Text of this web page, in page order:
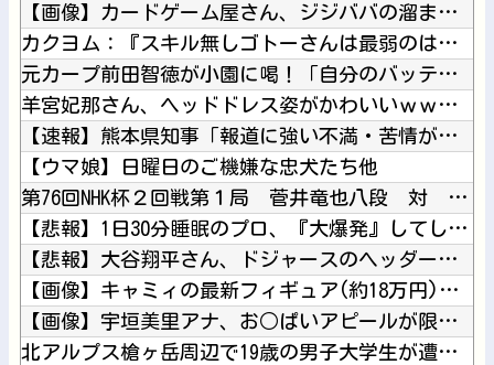
【画像】カードゲーム屋さん、ジジババの溜まり場になって終わる...
カクヨム：『スキル無しゴトーさんは最弱のはずです！～勇者召喚...
元カープ前田智徳が小園に喝！「自分のバッティングが確立できて...
羊宮妃那さん、ヘッドドレス姿がかわいいｗｗｗｗ他
【速報】熊本県知事「報道に強い不満・苦情が寄せられている」→...
【ウマ娘】日曜日のご機嫌な忠犬たち他
第76回NHK杯２回戦第１局 菅井竜也八段 対 大橋貴洸七段...
【悲報】1日30分睡眠のプロ、『大爆発』してしまった結果・・...
【悲報】大谷翔平さん、ドジャースのヘッダー画像から消えるｗｗ...
【画像】キャミィの最新フィギュア(約18万円)、ガチで作り込...
【画像】宇垣美里アナ、お○ぱいアピールが限界突破してしまうｗ...
北アルプス槍ヶ岳周辺で19歳の男子大学生が遭難 単独で1泊2...